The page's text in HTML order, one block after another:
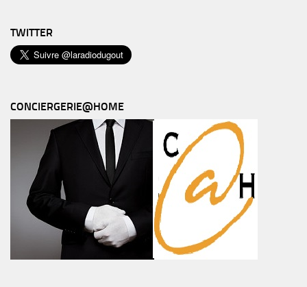
TWITTER
CONCIERGERIE@HOME